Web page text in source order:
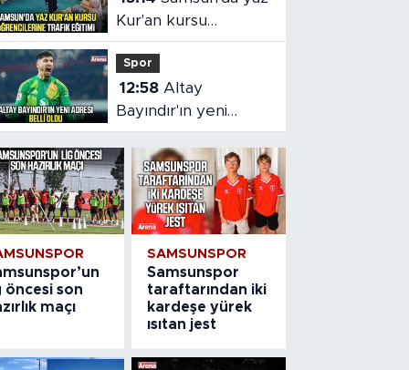
Kur'an kursu
öğrencilerine trafik
eğitimi
Spor
12:58 Altay
Bayındır'ın yeni
adresi İspanya! Celta
Vigo'ya kiralandı
öncesi son
maçı
SAMSUNSPOR
Samsunspor
taraftarından iki
kardeşe yürek
ısıtan jest